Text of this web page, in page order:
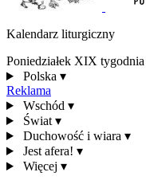
Kalendarz liturgiczny
Poniedziałek XIX
Polska ▾
Reklama
Wschód ▾
Świat ▾
Duchowość i wiara ▾
Jest afera! ▾
Więcej ▾